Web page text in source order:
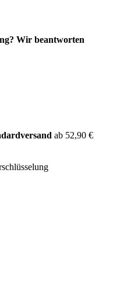
Wir beantworten
ab 52,90 €